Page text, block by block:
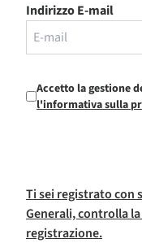
Indirizzo E-mail
Accetto la gestione
l'informativa sulla
Ti sei registrato con
Generali, controlla
registrazione.